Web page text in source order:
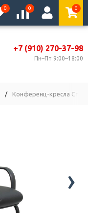
0 0 0
+7 (910) 270-37-98
Пн–Пт 9:00–18:00
/ Конференц-кресла
›